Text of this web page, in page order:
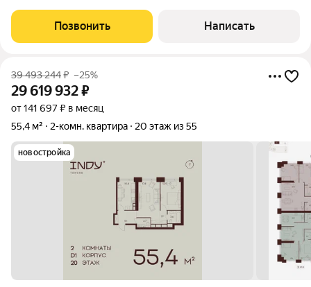
спальни, одна из которых со своей гардеробной, кабинет, три
совмещенных
Позвонить Написать
39 493 244₽ –25%
29 619 932₽
от 141 697 ₽ в месяц
55,4 м²
2-комн. квартира 20 этаж из 55
новостройка